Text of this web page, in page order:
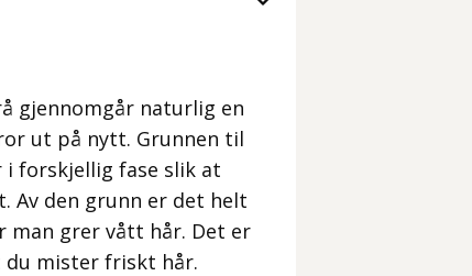
gjennomgår naturlig en
ut på nytt. Grunnen til
forskjellig fase slik at
Av den grunn er det helt
man grer vått hår. Det er
du mister friskt hår.